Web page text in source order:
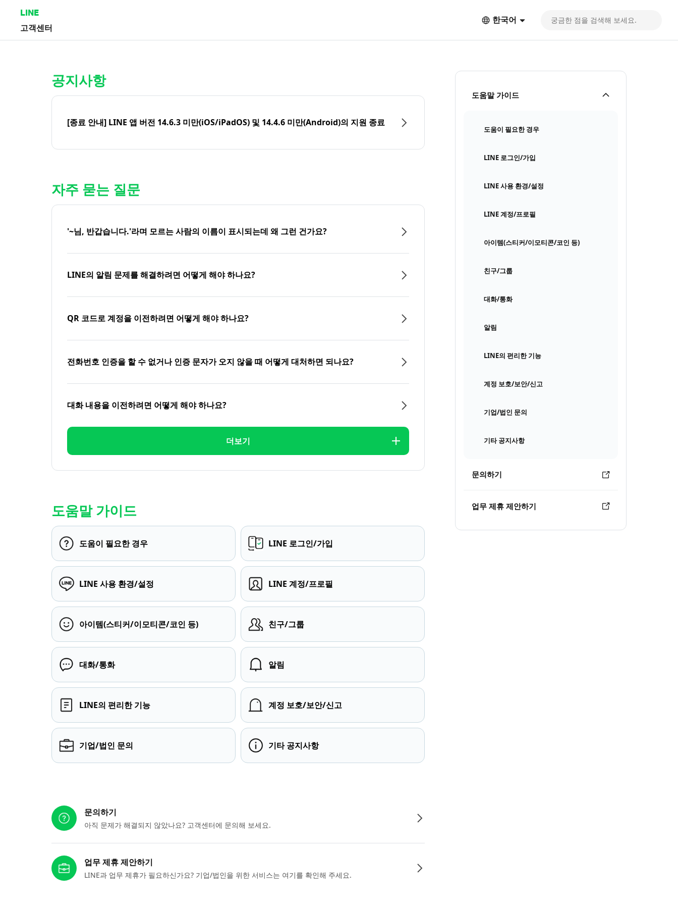
LINE
고객센터
한국어
도움말 가이드
도움이 필요한 경우
LINE 로그인/가입
LINE 사용 환경/설정
LINE 계정/프로필
아이템(스티커/이모티콘/코인 등)
친구/그룹
대화/통화
알림
LINE의 편리한 기능
계정 보호/보안/신고
기업/법인 문의
기타 공지사항
문의하기
업무 제휴 제안하기
공지사항
[종료 안내] LINE 앱 버전 14.6.3 미만(iOS/iPadOS) 및 14.4.6 미만(Android)의 지원 종료
자주 묻는 질문
'~님, 반갑습니다.'라며 모르는 사람의 이름이 표시되는데 왜 그런 건가요?
LINE의 알림 문제를 해결하려면 어떻게 해야 하나요?
QR 코드로 계정을 이전하려면 어떻게 해야 하나요?
전화번호 인증을 할 수 없거나 인증 문자가 오지 않을 때 어떻게 대처하면 되나요?
대화 내용을 이전하려면 어떻게 해야 하나요?
더보기
도움말 가이드
도움이 필요한 경우 LINE 로그인/가입
LINE 사용 환경/설정 LINE 계정/프로필
아이템(스티커/이모티콘/코인 등) 친구/그룹
대화/통화 알림
LINE의 편리한 기능 계정 보호/보안/신고
기업/법인 문의 기타 공지사항
문의하기
아직 문제가 해결되지 않았나요? 고객센터에 문의해 보세요.
업무 제휴 제안하기
LINE과 업무 제휴가 필요하신가요? 기업/법인을 위한 서비스는 여기를 확인해 주세요.